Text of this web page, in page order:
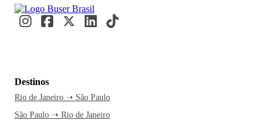
Destinos
Rio de Janeiro ➝ São Paulo
São Paulo ➝ Rio de Janeiro